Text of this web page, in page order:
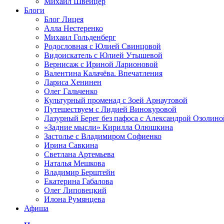
Блоги
Блог Лицея
Алла Нестеренко
Михаил Гольденберг
Родословная с Юлией Свинцовой
Видоискатель с Юлией Утышевой
Вернисаж с Ириной Ларионовой
Валентина Калачёва. Впечатления
Лариса Хенинен
Олег Гальченко
Культурный променад с Зоей Арнаутовой
Путешествуем с Лидией Винокуровой
Лазурный Берег без пафоса с Александрой
«Задние мысли» Кирилла Олюшкина
Застолье с Владимиром Софиенко
Ирина Савкина
Светлана Артемьева
Наталья Мешкова
Владимир Берштейн
Екатерина Габалова
Олег Липовецкий
Илона Румянцева
Афиша